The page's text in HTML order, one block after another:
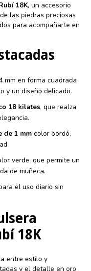
18K, un accesorio
las piedras preciosas
para acompañarte en
mm en forma cuadrada
y un diseño delicado.
18 kilates, que realza
de 1 mm color bordó,
verde, que permite un
de muñeca.
el uso diario sin
18K
entre estilo y
y el detalle en oro